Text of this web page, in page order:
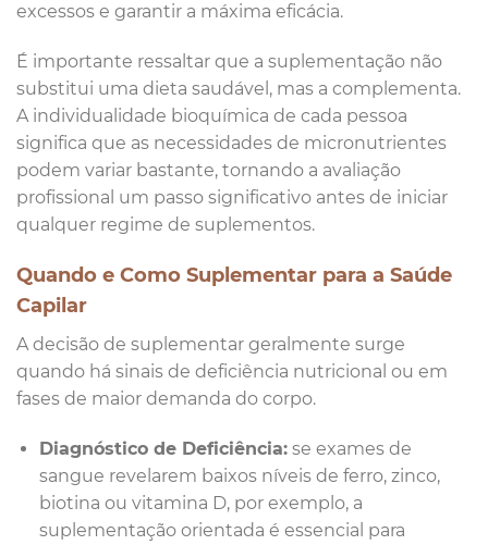
excessos e garantir a máxima eficácia.
É importante ressaltar que a suplementação não
substitui uma dieta saudável, mas a complementa.
A individualidade bioquímica de cada pessoa
significa que as necessidades de micronutrientes
podem variar bastante, tornando a avaliação
profissional um passo significativo antes de iniciar
qualquer regime de suplementos.
Quando e Como Suplementar para a Saúde
Capilar
A decisão de suplementar geralmente surge
quando há sinais de deficiência nutricional ou em
fases de maior demanda do corpo.
Diagnóstico de Deficiência:se exames de
sangue revelarem baixos níveis de ferro, zinco,
biotina ou vitamina D, por exemplo, a
suplementação orientada é essencial para